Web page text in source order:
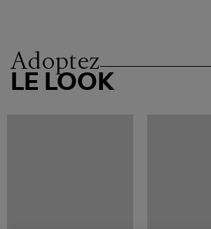
Adoptez
LE LOOK